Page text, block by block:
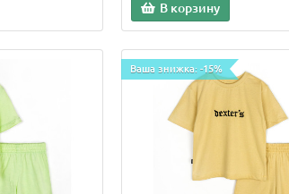
В корзину
Ваша знижка: -15%